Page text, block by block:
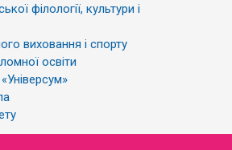
філології, культури і
виховання і спорту
освіти